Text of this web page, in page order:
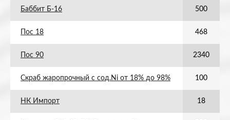
Баббит Б-16 500
Пос 18 468
Пос 90 2340
Скраб жаропрочный с сод.Ni от 18% до 98% 100
НК Импорт 18